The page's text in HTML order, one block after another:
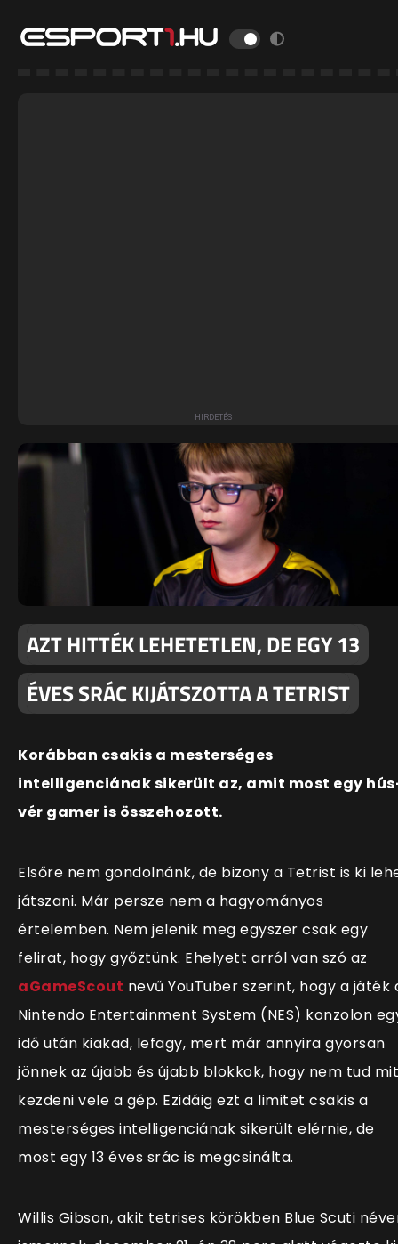
AZT HITTÉK LEHETETLEN, DE EGY 13
ÉVES SRÁC KIJÁTSZOTTA A TETRIST
Korábban csakis a mesterséges
intelligenciának sikerült az, amit most egy
vér gamer is összehozott.
Elsőre nem gondolnánk, de bizony a Tetrist is ki
játszani. Már persze nem a hagyományos
értelemben. Nem jelenik meg egyszer csak egy
felirat, hogy győztünk. Ehelyett arról van szó az
aGameScout nevű YouTuber szerint, hogy a játék
Nintendo Entertainment System (NES) konzolon
idő után kiakad, lefagy, mert már annyira gyorsan
jönnek az újabb és újabb blokkok, hogy nem tud mit
kezdeni vele a gép. Ezidáig ezt a limitet csakis a
mesterséges intelligenciának sikerült elérnie, de
most egy 13 éves srác is megcsinálta.
Willis Gibson, akit tetrises körökben Blue Scuti